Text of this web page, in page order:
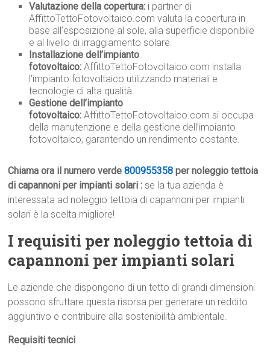
Valutazione della copertura: i partner di
AffittoTettoFotovoltaico.com valuta la copertura in
base all’esposizione al sole, alla superficie disponibile
e al livello di irraggiamento solare.
Installazione dell’impianto
fotovoltaico: AffittoTettoFotovoltaico.com installa
l’impianto fotovoltaico utilizzando materiali e
tecnologie di alta qualità.
Gestione dell’impianto
fotovoltaico: AffittoTettoFotovoltaico.com si occupa
della manutenzione e della gestione dell’impianto
fotovoltaico, garantendo un rendimento costante.
Chiama ora il numero verde800955358 per noleggio tettoia
di capannoni per impianti solari : se la tua azienda è
interessata ad noleggio tettoia di capannoni per impianti
solari è la scelta migliore!
I requisiti per noleggio tettoia di
capannoni per impianti solari
Le aziende che dispongono di un tetto di grandi dimensioni
possono sfruttare questa risorsa per generare un reddito
aggiuntivo e contribuire alla sostenibilità ambientale.
Requisiti tecnici